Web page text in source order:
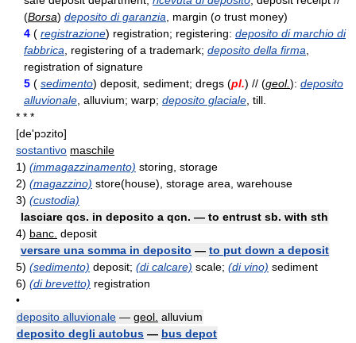
(Borsa) deposito di garanzia, margin (o trust money)
4 ( registrazione) registration; registering: deposito di marchio di
fabbrica, registering of a trademark; deposito della firma,
registration of signature
5 ( sedimento) deposit, sediment; dregs (pl.) // (geol.): deposito
alluvionale, alluvium; warp; deposito glaciale, till.
* * *
[de'pɔzito]
sostantivo maschile
1) (immagazzinamento) storing, storage
2) (magazzino) store(house), storage area, warehouse
3) (custodia)
lasciare qcs. in deposito a qcn. — to entrust sb. with sth
4) banc. deposit
versare una somma in deposito — to put down a deposit
5) (sedimento) deposit; (di calcare) scale; (di vino) sediment
6) (di brevetto) registration
•
deposito alluvionale — geol. alluvium
deposito degli autobus — bus depot